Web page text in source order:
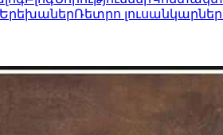
ԵրեխաներՌետրո լուսանկարներ